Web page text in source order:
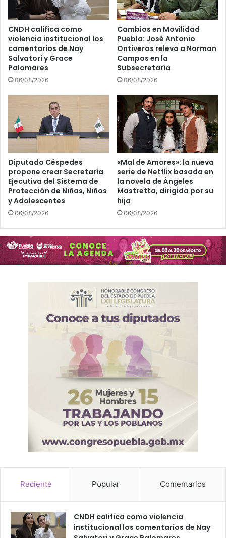
CNDH califica como
violencia institucional los
comentarios de Nay
Salvatori y Grace
Palomares
06/08/2026
Cambios en Movilidad
Puebla: José Antonio
Ontiveros releva a Norman
Campos en la
Subsecretaría
06/08/2026
Diputado Céspedes
propone crear Secretaría
Ejecutiva del Sistema de
Protección de Niñas, Niños
y Adolescentes
06/08/2026
«Mal de Amores»: la nueva
serie de Netflix basada en
la novela de Ángeles
Mastretta, dirigida por su
hija
06/08/2026
Reciente Popular Comentarios
CNDH califica como violencia
institucional los comentarios de Nay